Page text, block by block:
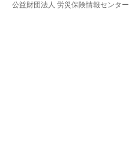
公益財団法人 労災保険情報センター